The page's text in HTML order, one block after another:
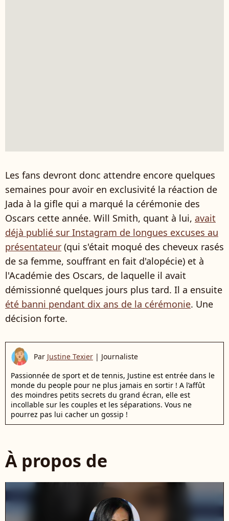
Les fans devront donc attendre encore quelques
semaines pour avoir en exclusivité la réaction de
Jada à la gifle qui a marqué la cérémonie des
Oscars cette année. Will Smith, quant à lui, avait
déjà publié sur Instagram de longues excuses au
présentateur (qui s'était moqué des cheveux rasés
de sa femme, souffrant en fait d'alopécie) et à
l'Académie des Oscars, de laquelle il avait
démissionné quelques jours plus tard. Il a ensuite
été banni pendant dix ans de la cérémonie. Une
décision forte.
Par Justine Texier | Journaliste
Passionnée de sport et de tennis, Justine est entrée dans le
monde du people pour ne plus jamais en sortir ! A l’affût
des moindres petits secrets du grand écran, elle est
incollable sur les couples et les séparations. Vous ne
pourrez pas lui cacher un gossip !
À propos de